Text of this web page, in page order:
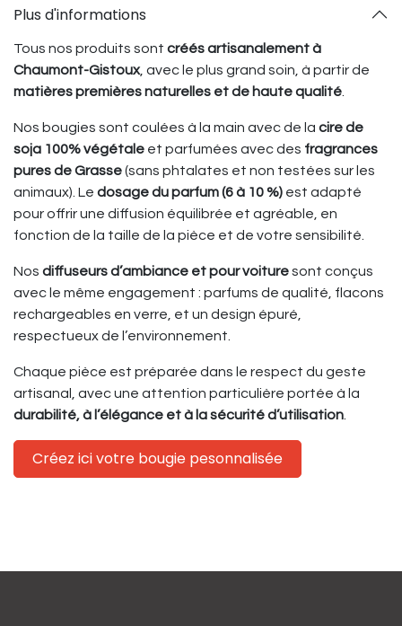
Plus d'informations
Tous nos produits sont créés artisanalement à
Chaumont-Gistoux, avec le plus grand soin, à partir de
matières premières naturelles et de haute qualité
Nos bougies sont coulées à la main avec de la cire de
soja 100% végétale et parfumées avec des fragrances
pures de Grasse(sans phtalates et non testées sur les
animaux). Le dosage du parfum (6 à 10 %) est adapté
pour offrir une diffusion équilibrée et agréable, en
fonction de la taille de la pièce et de votre sensibilité.
Nos diffuseurs d’ambiance et pour voituresont conçus
avec le même engagement : parfums de qualité, flacons
rechargeables en verre, et un design épuré,
respectueux de l’environnement.
Chaque pièce est préparée dans le respect du geste
artisanal, avec une attention particulière portée à la
durabilité, à l’élégance et à la sécurité d’utilisation
Créez ici votre bougie pesonnalisée